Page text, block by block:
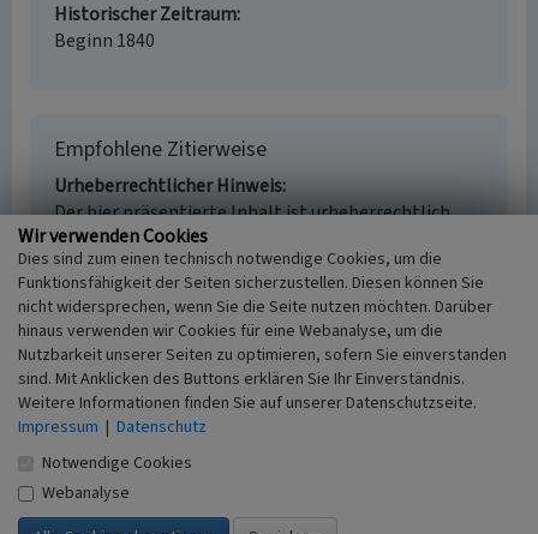
Historischer Zeitraum
Beginn 1840
Empfohlene Zitierweise
Urheberrechtlicher Hinweis
Der hier präsentierte Inhalt ist urheberrechtlich
geschützt. Die angezeigten Medien unterliegen
möglicherweise zusätzlichen urheberrechtlichen
Bedingungen, die an diesen ausgewiesen sind.
Empfohlene Zitierweise
„Hohlwege bei Isenburg”. In: KuLaDig,
Kultur.Landschaft.Digital. URL:
https://www.kuladig.de/Objektansicht/A-NF-
20090421-0010(Abgerufen: 6. August 2026)
Wir verwenden Cookies
Dies sind zum einen technisch notwendige Cookies, um die
Funktionsfähigkeit der Seiten sicherzustellen. Diesen können Sie
nicht widersprechen, wenn Sie die Seite nutzen möchten. Darüber
hinaus verwenden wir Cookies für eine Webanalyse, um die
Nutzbarkeit unserer Seiten zu optimieren, sofern Sie einverstanden
sind. Mit Anklicken des Buttons erklären Sie Ihr Einverständnis.
Weitere Informationen finden Sie auf unserer Datenschutzseite.
Impressum | Datenschutz
Notwendige Cookies
Webanalyse